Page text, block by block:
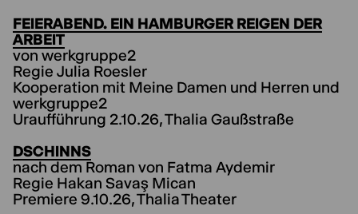
FEIERABEND. EIN HAMBURGER REIGEN DER
ARBEIT
von werkgruppe2
Regie Julia Roesler
Kooperation mit Meine Damen und Herren und
werkgruppe2
Uraufführung 2.10.26, Thalia Gaußstraße
DSCHINNS
nach dem Roman von Fatma Aydemir
Regie Hakan Savaş Mican
Premiere 9.10.26, Thalia Theater